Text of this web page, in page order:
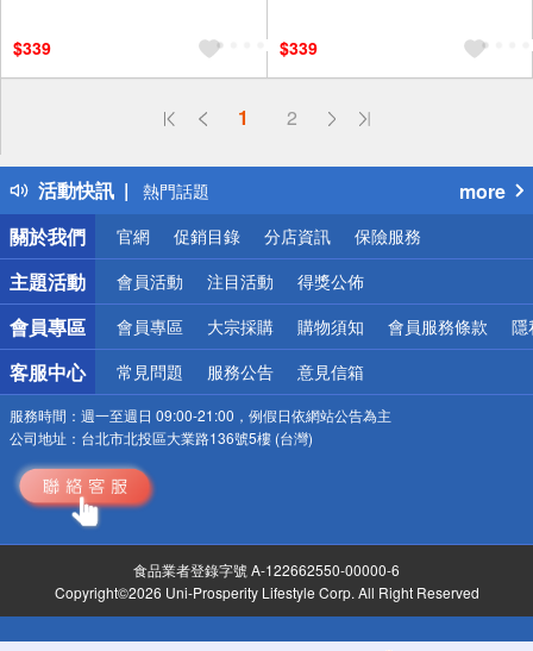
$339
$339
1 2
活動快訊
偏遠地區配送
得獎公告
熱門話題
銀行優惠
偏遠地區配送
詐騙網頁！請小心！
more
關於我們
官網 促銷目錄 分店資訊 保險服務
主題活動 會員活動 注目活動 得獎公佈
會員專區 會員專區 大宗採購 購物須知 會員服務條款 隱
客服中心 常見問題 服務公告 意見信箱
服務時間： 週一至週日 09:00-21:00，例假日依網站公告為主
公司地址： 台北市北投區大業路136號5樓 (台灣)
食品業者登錄字號 A-122662550-00000-6
Copyright©2026 Uni-Prosperity Lifestyle Corp. All Right Reserved